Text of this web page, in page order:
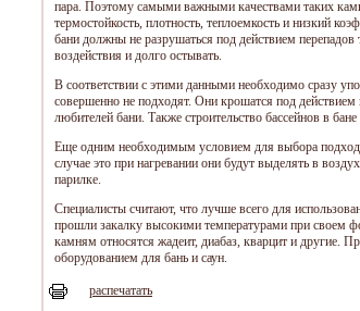
пара. Поэтому самыми важными качествами таких
термостойкость, плотность, теплоемкость и низкий
бани должны не разрушаться под действием
воздействия и долго остывать.
В соответствии с этими данными необходимо сразу
совершенно не подходят. Они крошатся под действием
любителей бани. Также строительство бассейнов в
Еще одним необходимым условием для выбора
случае это при нагревании они будут выделять в
парилке.
Специалисты считают, что лучше всего для
прошли закалку высокими температурами при своем
камням относятся жадеит, диабаз, кварцит и другие.
оборудованием для бань и саун.
распечатать